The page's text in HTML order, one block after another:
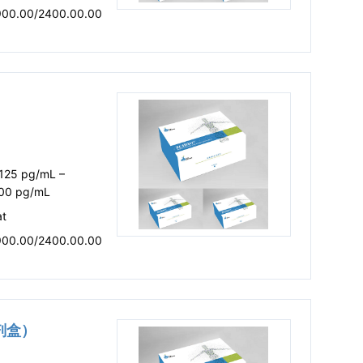
2400.00.00
pg/mL –
pg/mL
2400.00.00
）